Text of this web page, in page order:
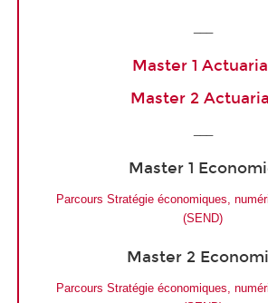
Master 1
Master 2
Master 1
Parcours Stratégie économiques,
(SEND)
Master 2
Parcours Stratégie économiques,